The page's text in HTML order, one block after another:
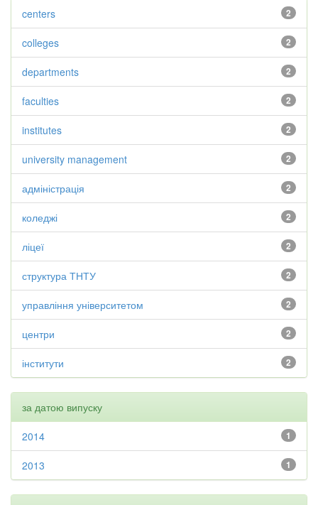
2
centers
2
colleges
2
departments
2
faculties
2
institutes
2
university management
2
адміністрація
2
коледжі
2
ліцеї
2
структура ТНТУ
2
управління університетом
2
центри
2
інститути
за датою випуску
1
2014
1
2013